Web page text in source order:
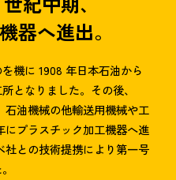
器へ進出。
機に 1908 年日本石油から
となりました。その後、
石油機械の他輸送用機械や工
にプラスチック加工機器へ進
社との技術提携により第一号